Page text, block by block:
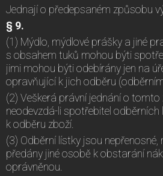
Jednají o předepsaném způsobu
§ 9.
(1) Mýdlo, mýdlové prášky a jiné
s obsahem tuků mohou býti
jimi mohou býti odebírány jen na
opravňující k jich odběru
(2) Veškerá právní jednání o tomto
neodevzdá-li spotřebitel
k odběru zboží.
(3) Odběrní lístky jsou
předány jiné osobě k obstarání
oprávněnou.